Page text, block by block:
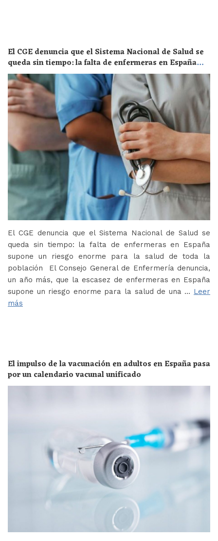
El CGE denuncia que el Sistema Nacional de Salud se
queda sin tiempo: la falta de enfermeras en España
supone un riesgo enorme para la salud de toda la
población
El CGE denuncia que el Sistema Nacional de Salud se
queda sin tiempo: la falta de enfermeras en España
supone un riesgo enorme para la salud de toda la
población El Consejo General de Enfermería denuncia,
un año más, que la escasez de enfermeras en España
supone un riesgo enorme para la salud de una … Leer
más
El impulso de la vacunación en adultos en España pasa
por un calendario vacunal unificado